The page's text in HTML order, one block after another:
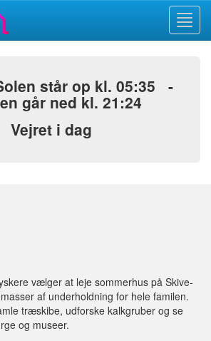
står op kl. 05:35 -
går ned kl. 21:24
Vejret i dag
vælger at leje sommerhus på Skive-
af underholdning for hele familen.
træskibe, udforske kalkgruber og se
og museer.